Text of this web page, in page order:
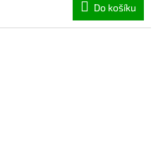
Do košíku